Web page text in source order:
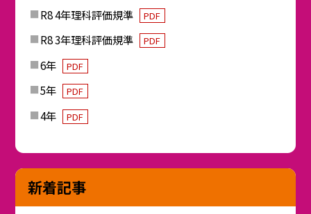
R8 4年理科評価規準 PDF
R8 3年理科評価規準 PDF
6年 PDF
5年 PDF
4年 PDF
新着記事